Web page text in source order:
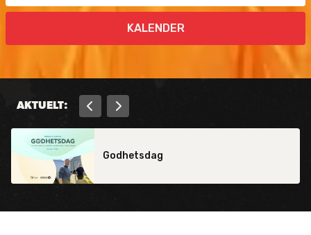
KALENDER
AKTUELT:
Godhetsdag
 